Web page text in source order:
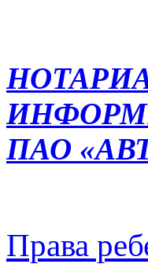
ПАО
Права